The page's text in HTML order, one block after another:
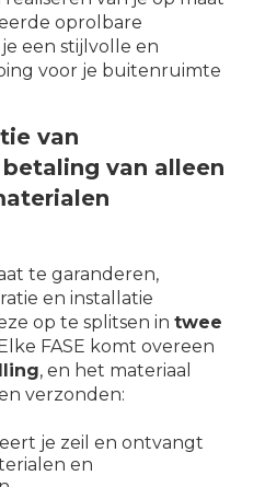
oprolbare
een stijlvolle en
voor je buitenruimte
van
betaling van alleen
te garanderen,
en installatie
op te splitsen in twee
FASE komt overeen
, en het materiaal
verzonden:
je zeil en ontvangt
en